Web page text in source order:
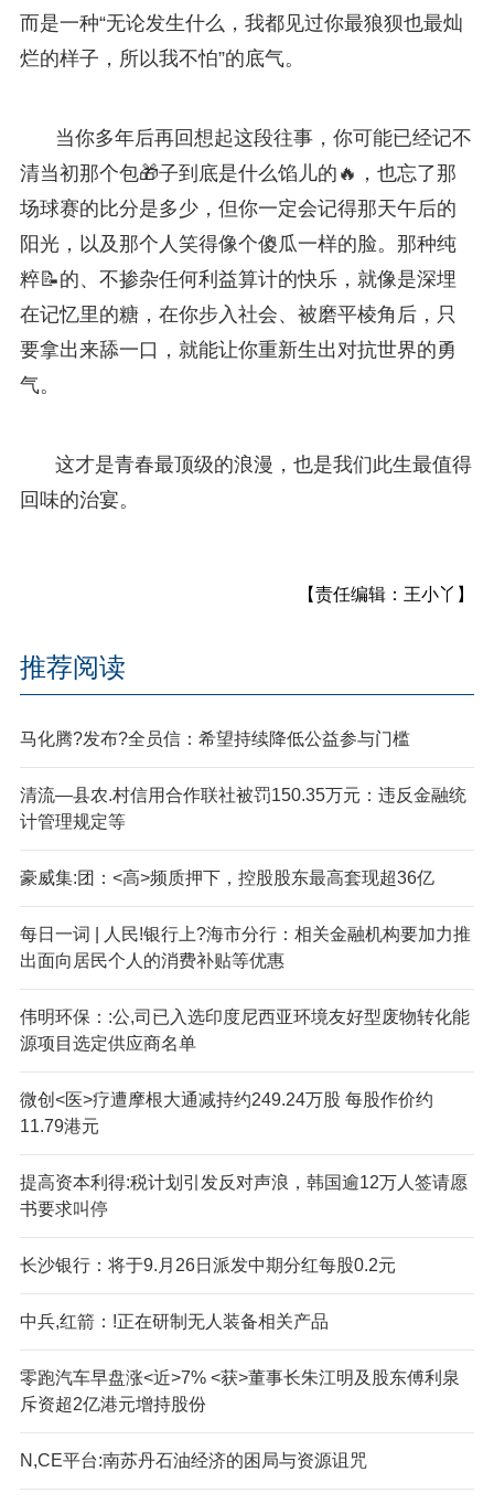
而是一种“无论发生什么，我都见过你最狼狈也最灿
烂的样子，所以我不怕”的底气。
当你多年后再回想起这段往事，你可能已经记不
清当初那个包🎁子到底是什么馅儿的🔥，也忘了那
场球赛的比分是多少，但你一定会记得那天午后的
阳光，以及那个人笑得像个傻瓜一样的脸。那种纯
粹📝的、不掺杂任何利益算计的快乐，就像是深埋
在记忆里的糖，在你步入社会、被磨平棱角后，只
要拿出来舔一口，就能让你重新生出对抗世界的勇
气。
这才是青春最顶级的浪漫，也是我们此生最值得
回味的治宴。
【责任编辑：王小丫】
推荐阅读
马化腾?发布?全员信：希望持续降低公益参与门槛
清流—县农.村信用合作联社被罚150.35万元：违反金融统
计管理规定等
豪威集:团：<高>频质押下，控股股东最高套现超36亿
每日一词 | 人民!银行上?海市分行：相关金融机构要加力推
出面向居民个人的消费补贴等优惠
伟明环保：:公,司已入选印度尼西亚环境友好型废物转化能
源项目选定供应商名单
微创<医>疗遭摩根大通减持约249.24万股 每股作价约
11.79港元
提高资本利得:税计划引发反对声浪，韩国逾12万人签请愿
书要求叫停
长沙银行：将于9.月26日派发中期分红每股0.2元
中兵,红箭：!正在研制无人装备相关产品
零跑汽车早盘涨<近>7% <获>董事长朱江明及股东傅利泉
斥资超2亿港元增持股份
N,CE平台:南苏丹石油经济的困局与资源诅咒